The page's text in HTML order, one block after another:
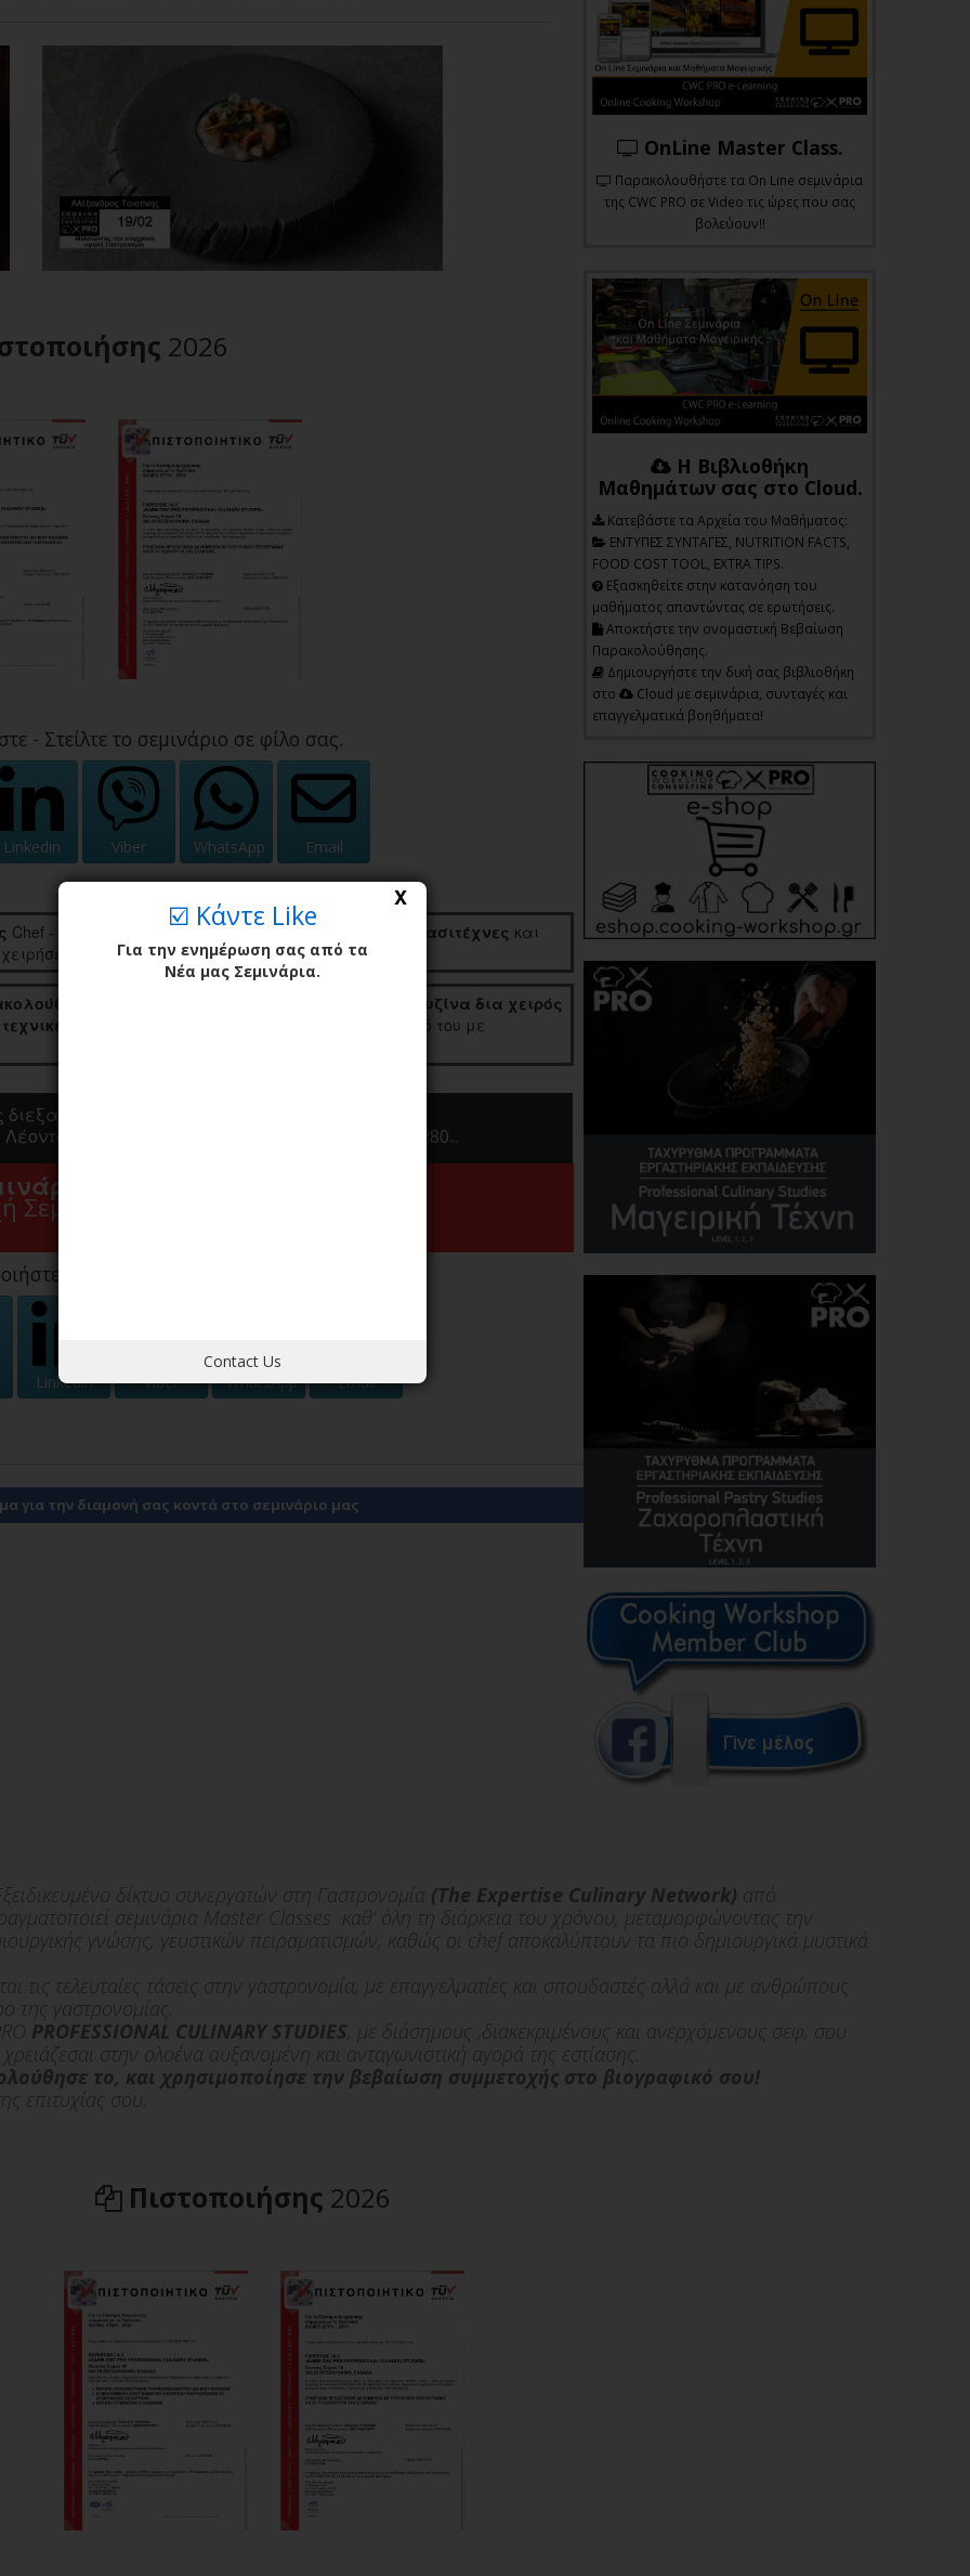
2026
- Στείλτε το σεμινάριο σε φίλο σας.
Linkedin Viber WhatsApp Email
Chef - Μάγειρες, Σπουδαστές Μαγειρικής Τέχνης, Ερασιτέχνες και
εστίασης.
Κ.Δ.Β.Μ.
<< Ελληνική Κουζίνα δια χειρός
και νέες τάσεις >>
καθώς και το έντυπο υλικό του με
του Σεμιναρίου.
Λέοντος Σοφού 18
2310 277280
αυτό δεν είναι διαθέσιμη.
Σεμινάρια παρακάτω από εδω.
- Στείλτε το σεμινάριο σε φίλο σας.
Linkedin Viber WhatsApp Email
για την διαμονή σας κοντά στο σεμινάριο μας
OnLine Master Class.
Παρακολουθήστε τα On Line σεμινάρια
της CWC PRO σε Video τις ώρες που σας
βολεύουν!!
Η Βιβλιοθήκη
Μαθημάτων σας στο Cloud.
Kατεβάστε τα Αρχεία του Μαθήματος:
ΕΝΤΥΠΕΣ ΣΥΝΤΑΓΕΣ, NUTRITION FACTS,
FOOD COST TOOL, EXTRA TIPS.
Εξασκηθείτε στην κατανόηση του
μαθήματος απαντώντας σε ερωτήσεις.
Αποκτήστε την ονομαστική Βεβαίωση
Παρακολούθησης.
Δημιουργήστε την δική σας βιβλιοθήκη
στο
Cloud με σεμινάρια, συνταγές και
επαγγελματικά βοηθήματα!
δίκτυο συνεργατών στη Γαστρονομία (The Expertise Culinary Network) από
σεμινάρια Μaster Classes καθ’ όλη τη διάρκεια του χρόνου, μεταμορφώνοντας την
γνώσης, γευστικών πειραματισμών, καθώς οι chef αποκαλύπτουν τα πιο δημιουργικά μυστικά
τις τελευταίες τάσεις στην γαστρονομία, με επαγγελματίες και σπουδαστές αλλά και με ανθρώπους
γαστρονομίας.
PROFESSIONAL CULINARY STUDIES , με διάσημους ,διακεκριμένους και ανερχόμενους σεφ, σου
στην ολοένα αυξανομένη και ανταγωνιστική αγορά της εστίασης.
το, και χρησιμοποίησε την βεβαίωση συμμετοχής στο βιογραφικό σου!
επιτυχίας σου.
Πιστοποιήσης 2026
X
☑️ Κάντε Like
Για την ενημέρωση σας από τα
Νέα μας Σεμινάρια.
Contact Us